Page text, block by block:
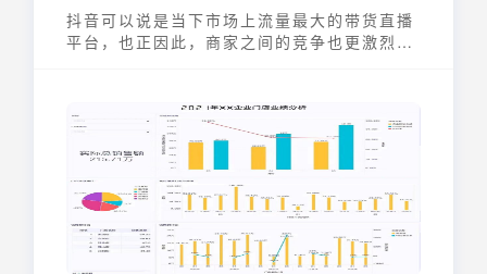
抖音可以说是当下市场上流量最大的带货直播
平台，也正因此，商家之间的竞争也更激烈。